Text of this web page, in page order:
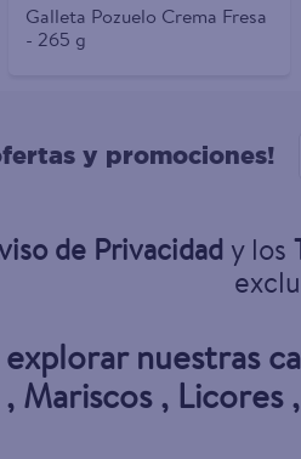
Galleta Pozuelo Crema Fresa
- 265 g
y promociones!
de Privacidady los
nuestras
Mariscos, Licores,